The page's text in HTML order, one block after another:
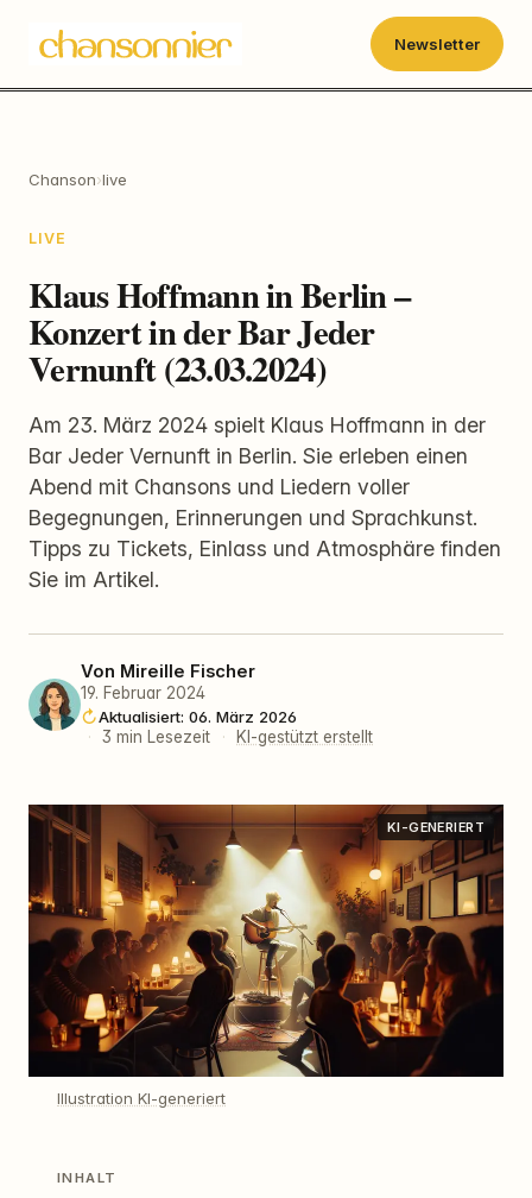
Newsletter
Chanson›live
LIVE
Klaus Hoffmann in Berlin –
Konzert in der Bar Jeder
Vernunft (23.03.2024)
Am 23. März 2024 spielt Klaus Hoffmann in der
Bar Jeder Vernunft in Berlin. Sie erleben einen
Abend mit Chansons und Liedern voller
Begegnungen, Erinnerungen und Sprachkunst.
Tipps zu Tickets, Einlass und Atmosphäre finden
Sie im Artikel.
Von Mireille Fischer
19. Februar 2024
Aktualisiert: 06. März 2026
·
3 min Lesezeit · KI-gestützt erstellt
KI-GENERIERT
Illustration KI-generiert
INHALT